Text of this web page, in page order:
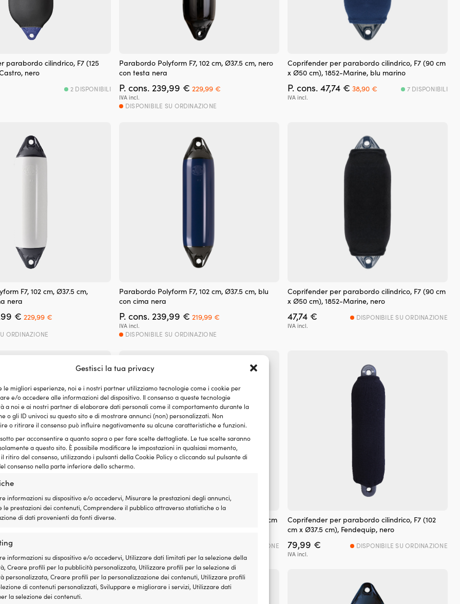
Gestisci la tua privacy
le migliori esperienze, noi e i nostri partner utilizziamo tecnologie come i cookie per
e/o accedere alle informazioni del dispositivo. Il consenso a queste tecnologie
a noi e ai nostri partner di elaborare dati personali come il comportamento durante la
o gli ID univoci su questo sito e di mostrare annunci (non) personalizzati. Non
o ritirare il consenso può influire negativamente su alcune caratteristiche e funzioni.
per acconsentire a quanto sopra o per fare scelte dettagliate. Le tue scelte saranno
a questo sito. È possibile modificare le impostazioni in qualsiasi momento,
ritiro del consenso, utilizzando i pulsanti della Cookie Policy o cliccando sul pulsante di
consenso nella parte inferiore dello schermo.
informazioni su dispositivo e/o accedervi, Misurare le prestazioni degli annunci,
le prestazioni dei contenuti, Comprendere il pubblico attraverso statistiche o la
di dati provenienti da fonti diverse.
informazioni su dispositivo e/o accedervi, Utilizzare dati limitati per la selezione della
Creare profili per la pubblicità personalizzata, Utilizzare profili per la selezione di
personalizzata, Creare profili per la personalizzazione dei contenuti, Utilizzare profili
di contenuti personalizzati, Sviluppare e migliorare i servizi, Utilizzare dati
la selezione dei contenuti.
parabordo cilindrico, F7 (125
nero
2 DISPONIBILI
Parabordo Polyform F7, 102 cm, Ø37.5 cm, nero
con testa nera
P. cons. 239,99 € Il
prezzo
originale
229,99 €Il
IVA incl.
DISPONIBILE SU ORDINAZIONE
Coprifender per parabordo cilindrico, F7 (90 cm
x Ø50 cm), 1852-Marine, blu marino
P. cons. 47,74 € Il
prezzo
38,90 €Il
IVA incl.
7 DISPONIBILI
F7, 102 cm, Ø37.5 cm,
nera
€ Il
prezzo
originale
229,99 €Il
ORDINAZIONE
Parabordo Polyform F7, 102 cm, Ø37.5 cm, blu
con cima nera
P. cons. 239,99 € Il
prezzo
originale
219,99 €Il
IVA incl.
DISPONIBILE SU ORDINAZIONE
Coprifender per parabordo cilindrico, F7 (90 cm
x Ø50 cm), 1852-Marine, nero
47,74 €
IVA incl.
DISPONIBILE SU ORDINAZIONE
parabordo cilindrico, F7 (125
blu navy
€
originale
era:
49,99 €.
attuale
è:
49,63 €.
Coprifender per parabordo cilindrico, F7 (90 cm
IVA incl.
DISPONIBILE SU ORDINAZIONE
Coprifender per parabordo cilindrico, F7 (102
cm x Ø37.5 cm), Fendequip, nero
79,99 €
IVA incl.
DISPONIBILE SU ORDINAZIONE